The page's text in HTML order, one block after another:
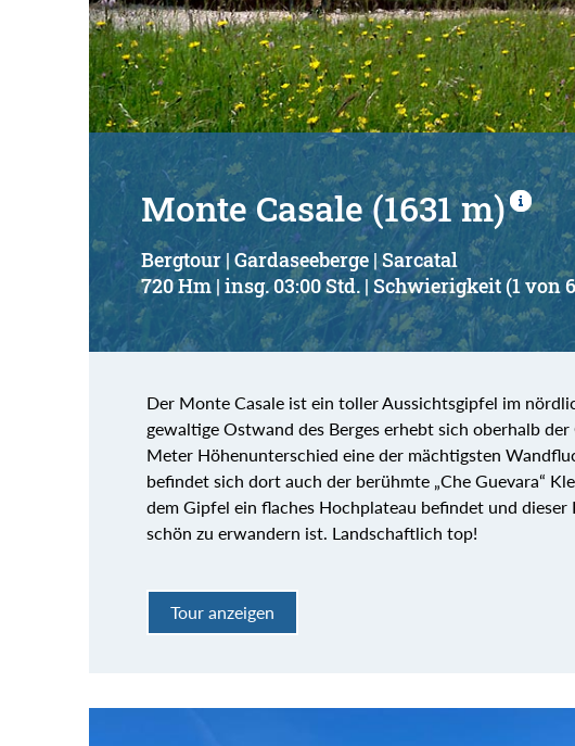
Suchbegriff:
Monte Casale (1631 m)
Bergtour | Gardaseeberge | Sarcatal
720 Hm | insg. 03:00 Std. | Schwierigkeit (1 von
Der Monte Casale ist ein toller Aussichtsgipfel im
gewaltige Ostwand des Berges erhebt sich oberhalb
Meter Höhenunterschied eine der mächtigsten
befindet sich dort auch der berühmte „Che Guevara“
dem Gipfel ein flaches Hochplateau befindet und
schön zu erwandern ist. Landschaftlich top!
Tour anzeigen